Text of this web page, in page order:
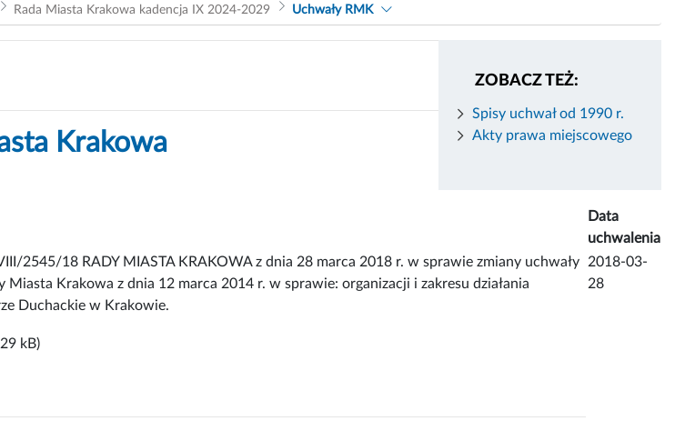
Rada Miasta Krakowa kadencja IX 2024-2029 Uchwały RMK
ZOBACZ TEŻ:
Spisy uchwał od 1990 r.
Akty prawa miejscowego
Krakowa
Data
uchwalenia
2545/18 RADY MIASTA KRAKOWA z dnia 28 marca 2018 r. w sprawie zmiany uchwały
Miasta Krakowa z dnia 12 marca 2014 r. w sprawie: organizacji i zakresu działania
Duchackie w Krakowie.
2018-03-
28
kB)